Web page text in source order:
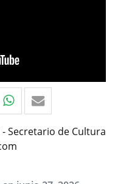
Secretario de Cultura